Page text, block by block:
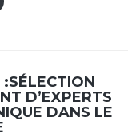
D’EXPERTS
DANS LE